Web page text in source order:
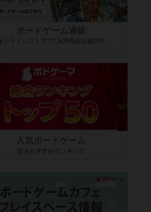
ボードゲーム通販
オンラインストアで7,500商品を販売中
人気ボードゲーム
総合おすすめランキング